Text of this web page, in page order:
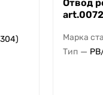
Отвод
Марка
Тип —